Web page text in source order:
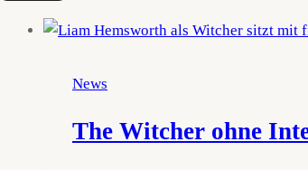
4
Wir
heulen
News
The Witcher ohne